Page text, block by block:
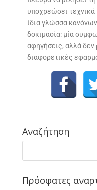
υποχρεώσει τεχνικά
ίδια γλώσσα
δοκιμασία: μία
αφηγήσεις, αλλά δεν
διαφορετικές
Αναζήτηση
Πρόσφατες